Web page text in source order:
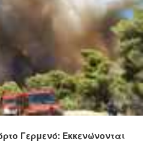
Γερμενό: Εκκενώνονται